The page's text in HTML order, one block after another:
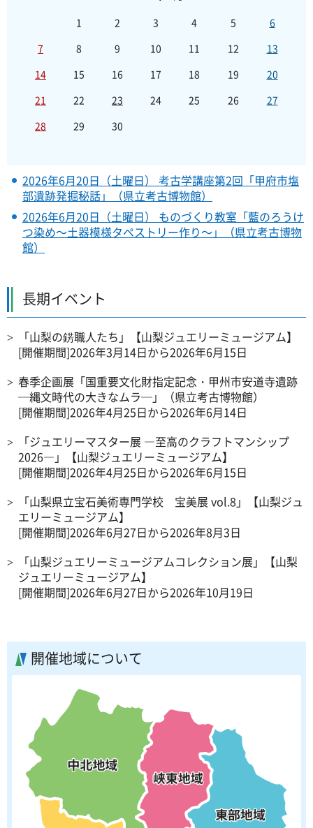
1 2 3 4 5
6
7
8 9 10 11 12
13
14
15 16 17 18 19
20
21
22 23 24 25 26
27
28
29 30
2026年6月20日（土曜日） 考古学講座第2回「甲府市塩
部遺跡発掘秘話」（県立考古博物館）
2026年6月20日（土曜日） ものづくり教室「藍のろうけ
つ染め～土器模様タペストリー作り～」（県立考古博物
館）
長期イベント
「山梨の錺職人たち」【山梨ジュエリーミュージアム】
[開催期間]2026年3月14日から2026年6月15日
春季企画展「国重要文化財指定記念・甲州市安道寺遺跡
─縄文時代の大きなムラ─」（県立考古博物館）
[開催期間]2026年4月25日から2026年6月14日
「ジュエリーマスター展 ―至高のクラフトマンシップ
2026―」【山梨ジュエリーミュージアム】
[開催期間]2026年4月25日から2026年6月15日
「山梨県立宝石美術専門学校 宝美展 vol.8」【山梨ジュ
エリーミュージアム】
[開催期間]2026年6月27日から2026年8月3日
「山梨ジュエリーミュージアムコレクション展」【山梨
ジュエリーミュージアム】
[開催期間]2026年6月27日から2026年10月19日
開催地域について